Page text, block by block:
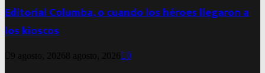
Editorial Columba, o cuando los héroes llegaron a
los kioscos
9 agosto, 20268 agosto, 2026 0